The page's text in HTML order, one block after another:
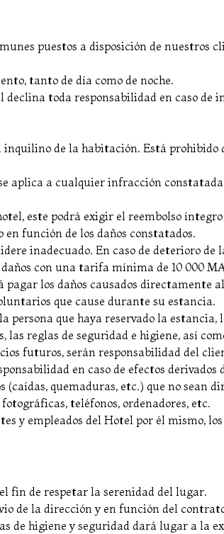
puestos a disposición de nuestros
tanto de día como de noche.
toda responsabilidad en caso de
de la habitación. Está prohibido
aplica a cualquier infracción
este podrá exigir el reembolso
función de los daños constatados.
inadecuado. En caso de deterioro de
con una tarifa mínima de 10 000
los daños causados directamente
que cause durante su estancia.
que haya reservado la estancia,
reglas de seguridad e higiene, así
futuros, serán responsabilidad del
en caso de efectos derivados
quemaduras, etc.) que no sean
teléfonos, ordenadores, etc.
y empleados del Hotel por él mismo,
fin de respetar la serenidad del lugar.
de la dirección y en función del
higiene y seguridad dará lugar a la